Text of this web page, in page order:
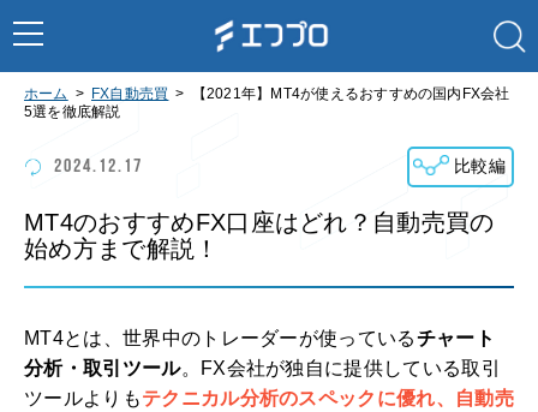
ホーム FX自動売買
【2021年】MT4が使えるおすすめの国内FX会社
5選を徹底解説
2024.12.17 比較編
MT4のおすすめFX口座はどれ？自動売買の
始め方まで解説！
MT4とは、世界中のトレーダーが使っているチャート
分析・取引ツール。FX会社が独自に提供している取引
ツールよりもテクニカル分析のスペックに優れ、自動売